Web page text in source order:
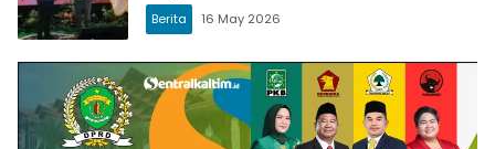
Berita 16 May 2026